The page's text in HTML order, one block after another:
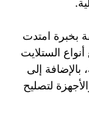
بخبرة امتدت
الستلايت
بالإضافة إلى
لتصليح